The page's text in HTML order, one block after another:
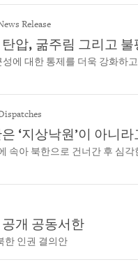
Release
압, 굶주림 그리고 불
에 대한 통제를 더욱 강화하
‘지상낙원’이 아니라
속아 북한으로 건너간 후 심
개 공동서한
한 인권 결의안